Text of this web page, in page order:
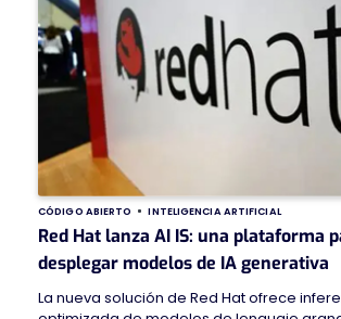
CÓDIGO ABIERTO INTELIGENCIA ARTIFICIAL
Red Hat lanza AI IS: una plataforma
desplegar modelos de IA generativa
La nueva solución de Red Hat ofrece